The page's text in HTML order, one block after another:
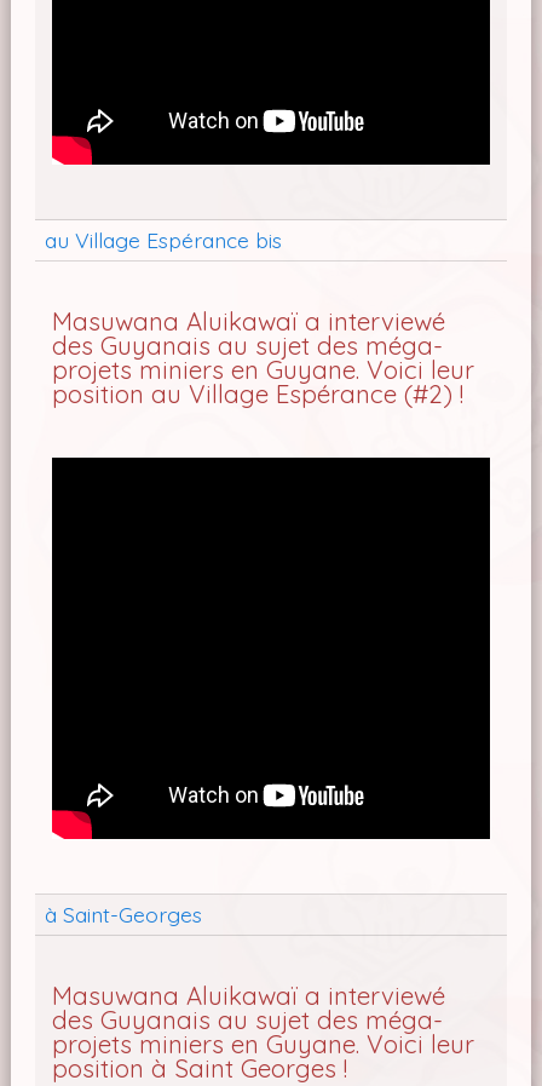
au Village Espérance bis
Masuwana Aluikawaï a interviewé
des Guyanais au sujet des méga-
projets miniers en Guyane. Voici leur
position au Village Espérance (#2) !
à Saint-Georges
Masuwana Aluikawaï a interviewé
des Guyanais au sujet des méga-
projets miniers en Guyane. Voici leur
position à Saint Georges !